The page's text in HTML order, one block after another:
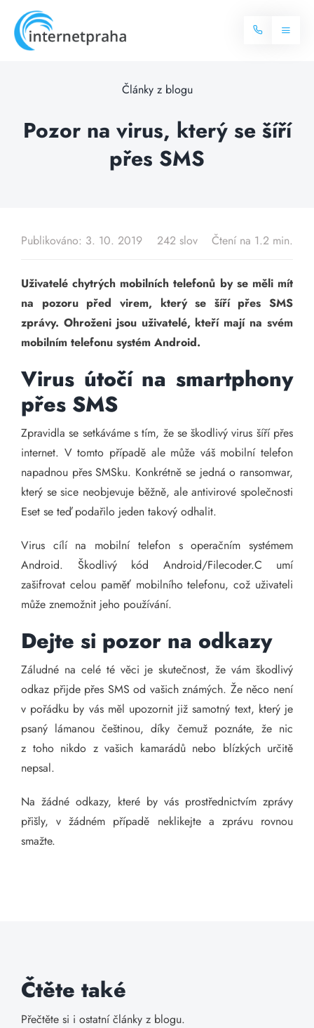
content
Toggle
Balíčky internetu
Televize
Blog
Kontakt
Články z blogu
Pozor na virus, který se šíří
přes SMS
Publikováno: 3. 10. 2019 242 slov Čtení na 1.2 min.
Uživatelé chytrých mobilních telefonů by se měli mít
na pozoru před virem, který se šíří přes SMS
zprávy. Ohroženi jsou uživatelé, kteří mají na svém
mobilním telefonu systém Android.
Virus útočí na smartphony
přes SMS
Zpravidla se setkáváme s tím, že se škodlivý virus šíří přes
internet. V tomto případě ale může váš mobilní telefon
napadnou přes SMSku. Konkrétně se jedná o ransomwar,
který se sice neobjevuje běžně, ale antivirové společnosti
Eset se teď podařilo jeden takový odhalit.
Virus cílí na mobilní telefon s operačním systémem
Android. Škodlivý kód Android/Filecoder.C umí
zašifrovat celou paměť mobilního telefonu, což uživateli
může znemožnit jeho používání.
Dejte si pozor na odkazy
Záludné na celé té věci je skutečnost, že vám škodlivý
odkaz přijde přes SMS od vašich známých. Že něco není
v pořádku by vás měl upozornit již samotný text, který je
psaný lámanou češtinou, díky čemuž poznáte, že nic
z toho nikdo z vašich kamarádů nebo blízkých určitě
nepsal.
Na žádné odkazy, které by vás prostřednictvím zprávy
přišly, v žádném případě neklikejte a zprávu rovnou
smažte.
Čtěte také
Přečtěte si i ostatní články z blogu.